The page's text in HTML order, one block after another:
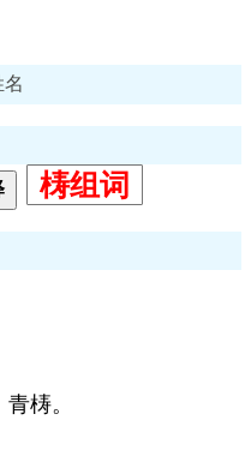
名
梼组词
梼。